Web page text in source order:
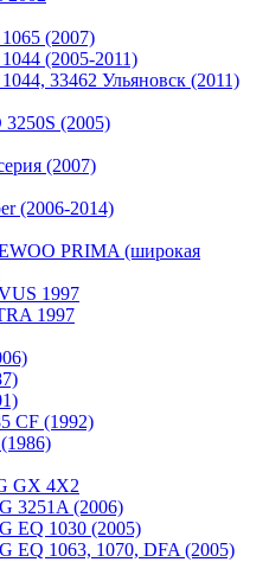
(2007)
(2005-2011)
33462 Ульяновск (2011)
(2005)
(2007)
(2006-2014)
PRIMA (широкая
1997
1997
CF (1992)
GX 4X2
3251A (2006)
EQ 1030 (2005)
EQ 1063, 1070, DFA (2005)